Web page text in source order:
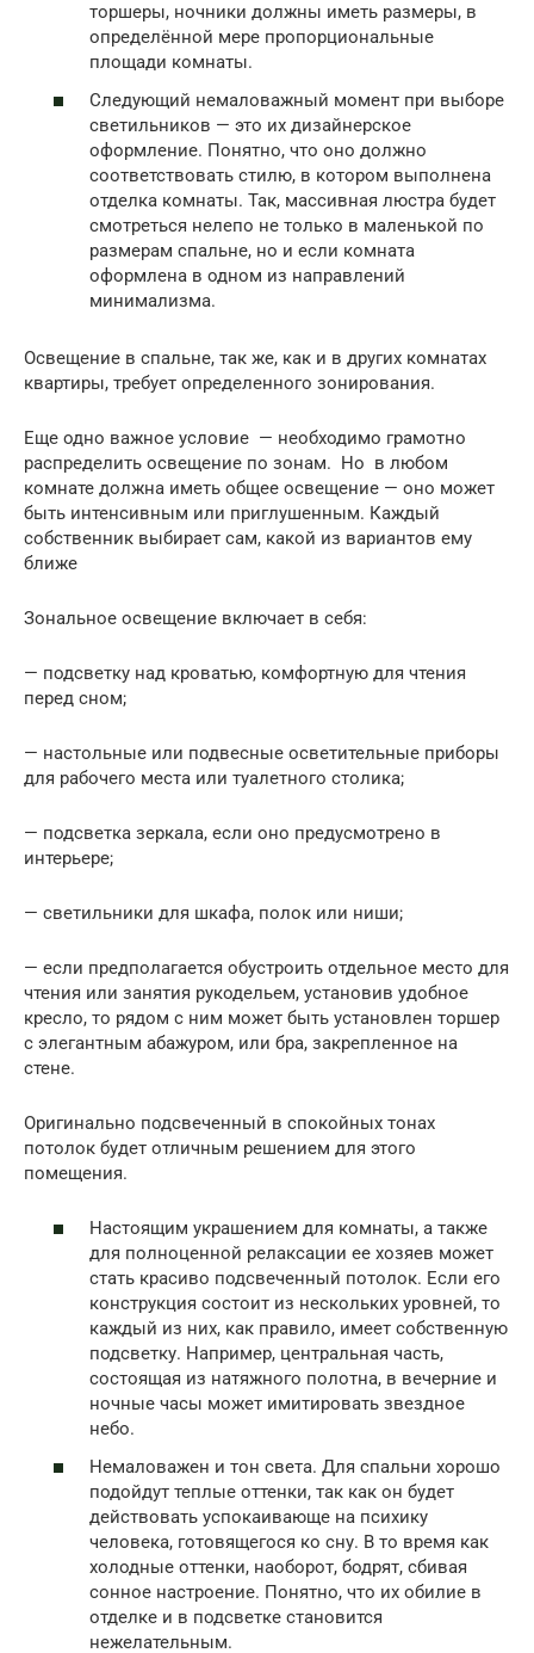
торшеры, ночники должны иметь размеры, в
определённой мере пропорциональные
площади комнаты.
Следующий немаловажный момент при выборе
светильников — это их дизайнерское
оформление. Понятно, что оно должно
соответствовать стилю, в котором выполнена
отделка комнаты. Так, массивная люстра будет
смотреться нелепо не только в маленькой по
размерам спальне, но и если комната
оформлена в одном из направлений
минимализма.
Освещение в спальне, так же, как и в других комнатах
квартиры, требует определенного зонирования.
Еще одно важное условие — необходимо грамотно
распределить освещение по зонам. Но в любом
комнате должна иметь общее освещение — оно может
быть интенсивным или приглушенным. Каждый
собственник выбирает сам, какой из вариантов ему
ближе
Зональное освещение включает в себя:
— подсветку над кроватью, комфортную для чтения
перед сном;
— настольные или подвесные осветительные приборы
для рабочего места или туалетного столика;
— подсветка зеркала, если оно предусмотрено в
интерьере;
— светильники для шкафа, полок или ниши;
— если предполагается обустроить отдельное место для
чтения или занятия рукодельем, установив удобное
кресло, то рядом с ним может быть установлен торшер
с элегантным абажуром, или бра, закрепленное на
стене.
Оригинально подсвеченный в спокойных тонах
потолок будет отличным решением для этого
помещения.
Настоящим украшением для комнаты, а также
для полноценной релаксации ее хозяев может
стать красиво подсвеченный потолок. Если его
конструкция состоит из нескольких уровней, то
каждый из них, как правило, имеет собственную
подсветку. Например, центральная часть,
состоящая из натяжного полотна, в вечерние и
ночные часы может имитировать звездное
небо.
Немаловажен и тон света. Для спальни хорошо
подойдут теплые оттенки, так как он будет
действовать успокаивающе на психику
человека, готовящегося ко сну. В то время как
холодные оттенки, наоборот, бодрят, сбивая
сонное настроение. Понятно, что их обилие в
отделке и в подсветке становится
нежелательным.